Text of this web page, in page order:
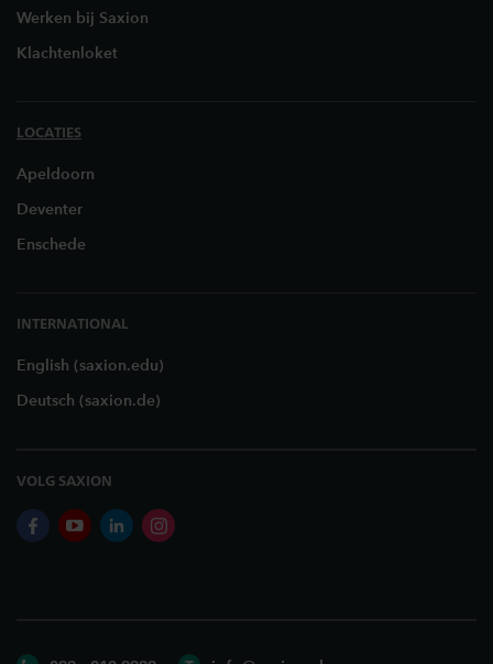
Werken bij Saxion
Klachtenloket
LOCATIES
Apeldoorn
Deventer
Enschede
INTERNATIONAL
English (saxion.edu)
Deutsch (saxion.de)
VOLG SAXION
facebookyoutubelinkedininstagram